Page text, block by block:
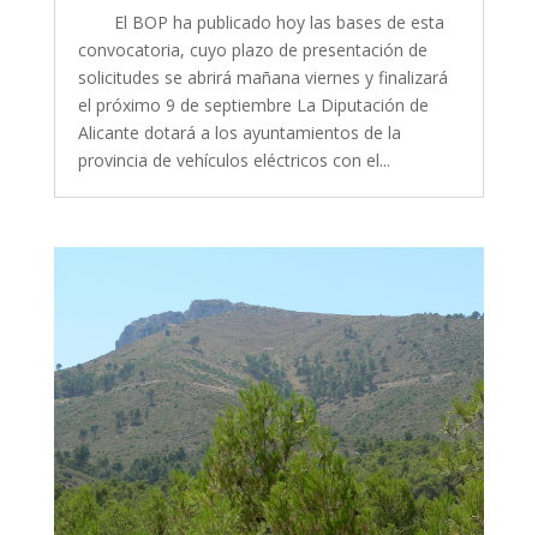
El BOP ha publicado hoy las bases de esta
convocatoria, cuyo plazo de presentación de
solicitudes se abrirá mañana viernes y finalizará
el próximo 9 de septiembre La Diputación de
Alicante dotará a los ayuntamientos de la
provincia de vehículos eléctricos con el...